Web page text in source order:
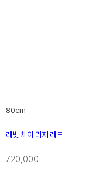
80cm
래빗 체어 라지 레드
720,000